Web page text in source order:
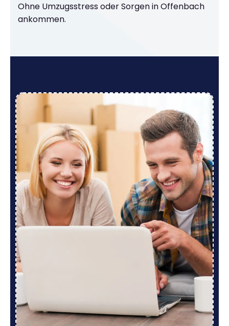
Ohne Umzugsstress oder Sorgen in Offenbach
ankommen.